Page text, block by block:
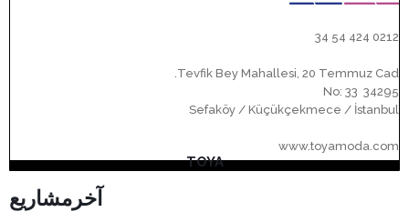
0212 424 54 34
Tevfik Bey Mahallesi, 20 Temmuz Cad.
No: 33 34295
Sefaköy / Küçükçekmece / İstanbul
www.toyamoda.com
TOYA
آخر مشاريع